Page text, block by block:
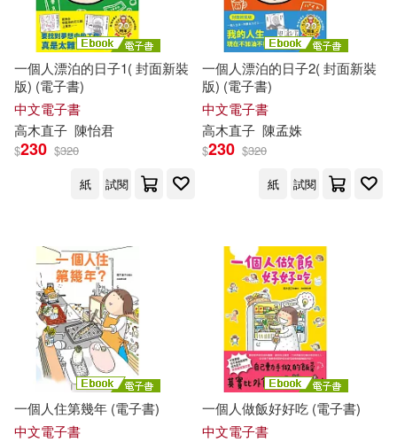
一個人漂泊的日子1( 封面新裝
版) (電子書)
中文電子書
高木直子 陳怡君
$230 $320
紙
試閱
一個人漂泊的日子2( 封面新裝
版) (電子書)
中文電子書
高木直子 陳孟姝
$230 $320
紙
試閱
一個人住第幾年 (電子書)
中文電子書
一個人做飯好好吃 (電子書)
中文電子書